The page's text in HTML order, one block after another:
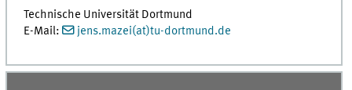
Technische Universität Dortmund
E-Mail:
jens.mazei(at)tu-dortmund.de